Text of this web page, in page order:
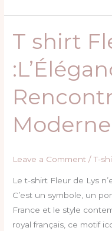
T shirt
Moderne
Leave a Comment /T-
Le t-shirt Fleur de Lys
C’est un symbole, un
France et le style
royal français, ce motif
T
shirt
Fleur
de
Lys
Classique
Moderne